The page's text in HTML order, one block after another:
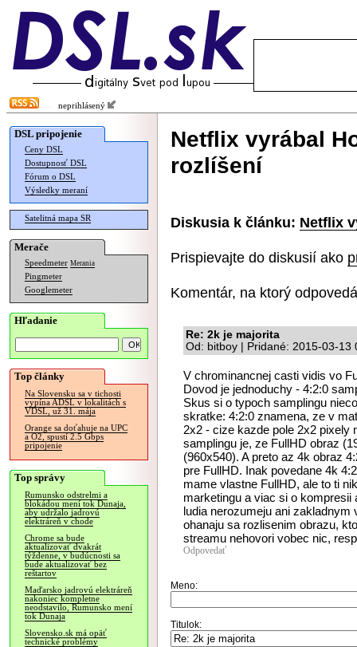
neprihlásený
DSL pripojenie
Ceny DSL
Dostupnosť DSL
Fórum o DSL
Výsledky meraní
Satelitná mapa SR
Merače
Speedmeter Merania
Pingmeter
Googlemeter
Hľadanie
Top články
Na Slovensku sa v tichosti
vypína ADSL v lokalitách s
VDSL, už 31. mája
Orange sa doťahuje na UPC
a O2, spustí 2.5 Gbps
pripojenie
Top správy
Rumunsko odstrelmi a
blokádou mení tok Dunaja,
aby udržalo jadrovú
elektráreň v chode
Chrome sa bude
aktualizovať dvakrát
týždenne, v budúcnosti sa
bude aktualizovať bez
reštartov
Maďarsko jadrovú elektráreň
nakoniec kompletne
neodstavilo, Rumunsko mení
tok Dunaja
Slovensko.sk má opäť
technické problémy
Netflix vyrábal
rozlíšení
Diskusia k článku: Netflix
Prispievajte do diskusií ako
Komentár, na ktorý
Re: 2k je majorita
Od: bitboy | Pridané: 2015-03-13
V chrominancnej casti vidis vo
Dovod je jednoduchy - 4:2:0
Skus si o typoch samplingu
skratke: 4:2:0 znamena, ze v
2x2 - cize kazde pole 2x2 pixely
samplingu je, ze FullHD obraz
(960x540). A preto az 4k obraz
pre FullHD. Inak povedane 4k
mame vlastne FullHD, ale to ti
marketingu a viac si o kompresii
ludia nerozumeju ani
ohanaju sa rozlisenim obrazu,
streamu nehovori vobec nic,
Odpovedať
Meno:
Titulok: